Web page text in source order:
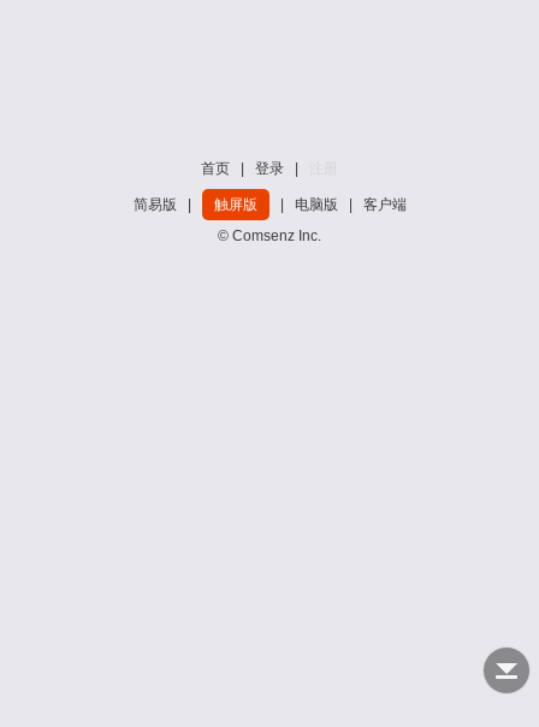
首页 登录
简易版 触屏版 电脑版
客户端
© Comsenz Inc.